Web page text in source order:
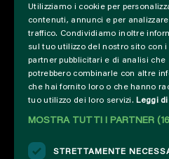
SOSTIENICI
PRESS&PROFESSIONAL
CHI SIAMO
PARTNER
PROGETTI E
CUT / ANALOGUE
ARCHIVIO
DIARIO
Utilizziamo i cookie per
contenuti, annunci e per
traffico. Condividiamo inoltre
sul tuo utilizzo del nostro sito con i
partner pubblicitari e di analisi che
potrebbero combinarle con altre
che hai fornito loro o che hanno
tuo utilizzo dei loro servizi. Leggi
MOSTRA TUTTI I PARTNER
STRETTAMENTE